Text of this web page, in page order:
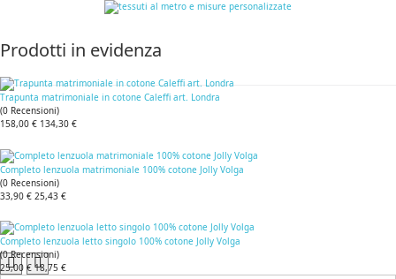
Prodotti in evidenza
Trapunta matrimoniale in cotone Caleffi art. Londra
(0 Recensioni)
158,00 € 134,30 €
Completo lenzuola matrimoniale 100% cotone Jolly Volga
(0 Recensioni)
33,90 € 25,43 €
Completo lenzuola letto singolo 100% cotone Jolly Volga
(0Recensioni)
25,00 € 18,75 €